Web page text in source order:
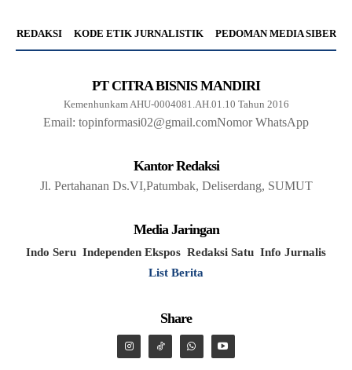
REDAKSI KODE ETIK JURNALISTIK PEDOMAN MEDIA SIBER
PT CITRA BISNIS MANDIRI
Kemenhunkam AHU-0004081.AH.01.10 Tahun 2016
Email: topinformasi02@gmail.comNomor WhatsApp
Kantor Redaksi
Jl. Pertahanan Ds.VI,Patumbak, Deliserdang, SUMUT
Media Jaringan
Indo Seru Independen Ekspos Redaksi Satu Info Jurnalis
List Berita
Share